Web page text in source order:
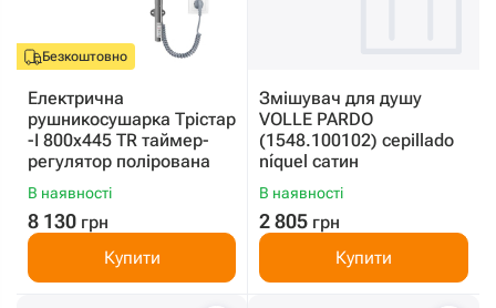
Безкоштовно
Електрична
рушникосушарка Трістар
-I 800х445 TR таймер-
регулятор полірована
В наявності
8 130 грн
Купити
Змішувач для душу
VOLLE PARDO
(1548.100102) cepillado
níquel сатин
В наявності
2 805 грн
Купити